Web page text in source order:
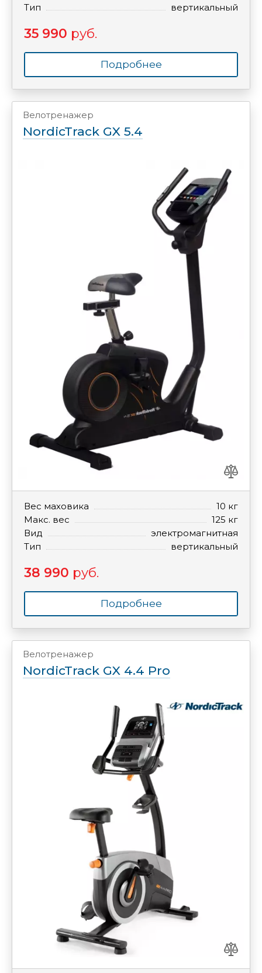
Тип
вертикальный
35 990 руб.
Подробнее
Велотренажер
NordicTrack GX 5.4
Вес маховика
10 кг
Макс. вес
125 кг
Вид
электромагнитная
Тип
вертикальный
38 990 руб.
Подробнее
Велотренажер
NordicTrack GX 4.4 Pro